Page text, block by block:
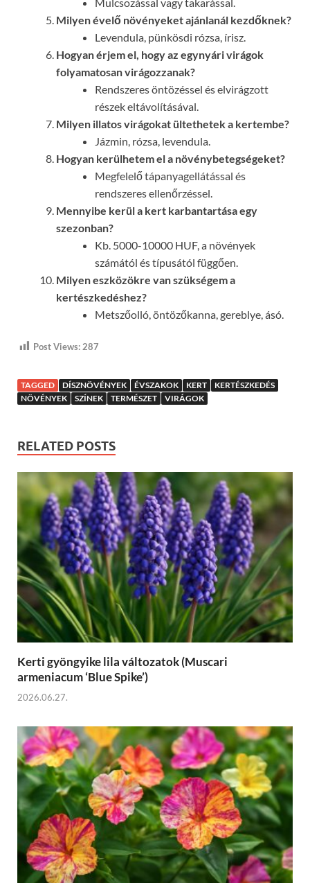
Milyen évelő növényeket ajánlanál kezdőknek?
Levendula, pünkösdi rózsa, írisz.
Hogyan érjem el, hogy az egynyári virágok
folyamatosan virágozzanak?
Rendszeres öntözéssel és elvirágzott
részek eltávolításával.
Milyen illatos virágokat ültethetek a kertembe?
Jázmin, rózsa, levendula.
Hogyan kerülhetem el a növénybetegségeket?
Megfelelő tápanyagellátással és
rendszeres ellenőrzéssel.
Mennyibe kerül a kert karbantartása egy
szezonban?
Kb. 5000-10000 HUF, a növények
számától és típusától függően.
Milyen eszközökre van szükségem a
kertészkedéshez?
Metszőolló, öntözőkanna, gereblye, ásó.
Post Views: 287
TAGGED DÍSZNÖVÉNYEK ÉVSZAKOK KERT
KERTÉSZKEDÉS
NÖVÉNYEK
SZÍNEK TERMÉSZET VIRÁGOK
RELATED POSTS
Kerti gyöngyike lila változatok (Muscari
armeniacum ‘Blue Spike’)
2026.06.27.